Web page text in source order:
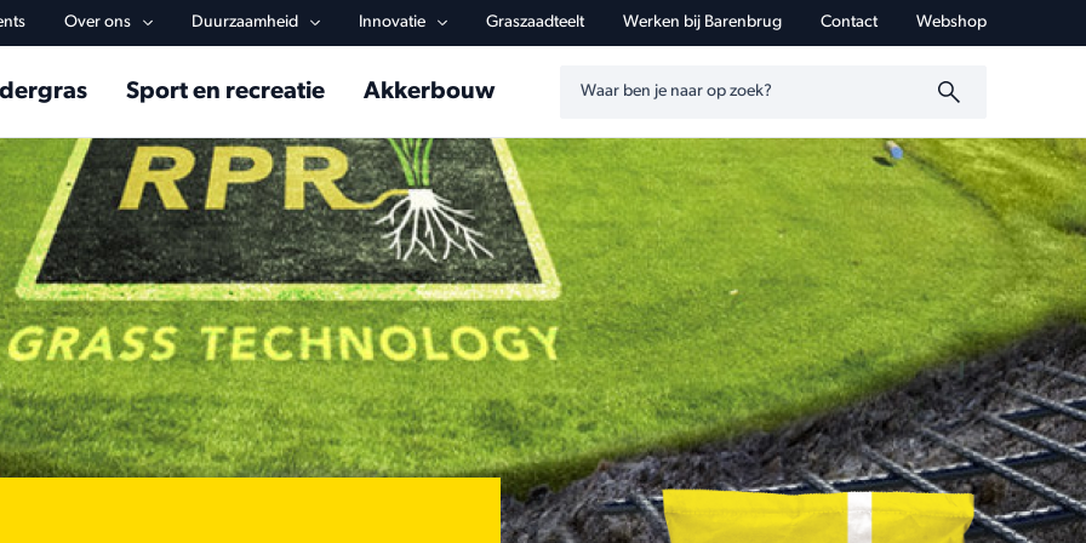
Over ons Duurzaamheid Innovatie Graszaadteelt Werken bij Barenbrug Contact Webshop
navigationSport en recreatie Akkerbouw